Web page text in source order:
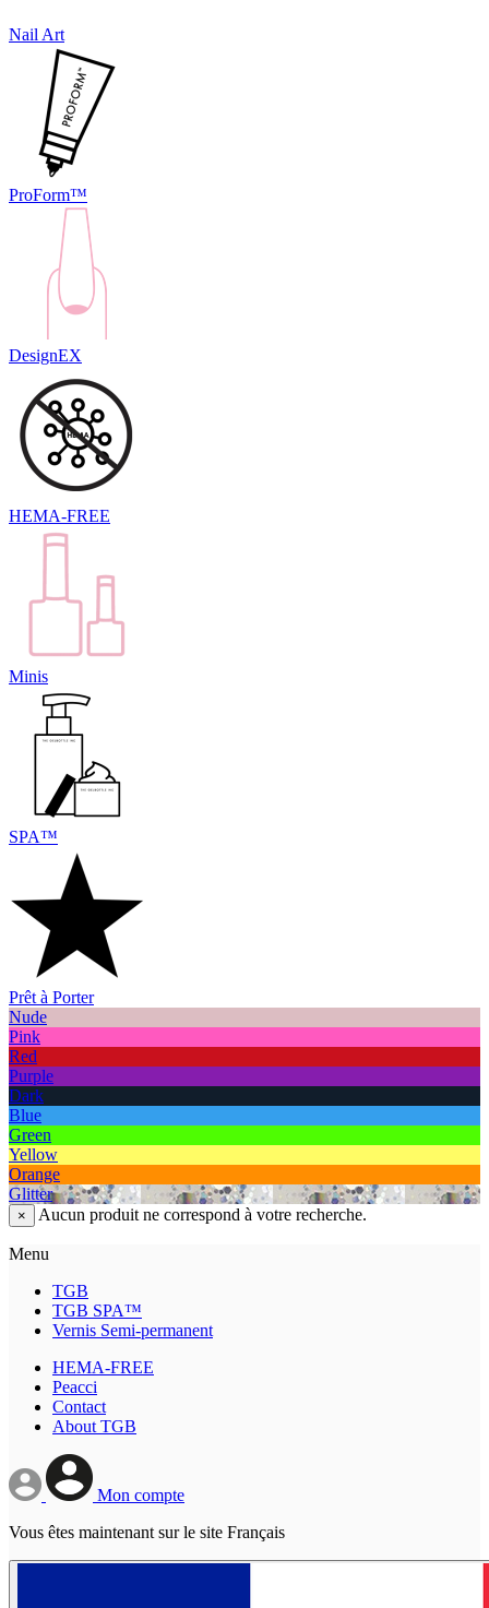
Nail Art
ProForm™
DesignEX
HEMA-FREE
Minis
SPA™
Prêt à Porter
Nude
Pink
Red
Purple
Dark
Blue
Green
Yellow
Orange
Glitter
× Aucun produit ne correspond à votre recherche.
Menu
TGB
TGB SPA™
Vernis Semi-permanent
HEMA-FREE
Peacci
Contact
About TGB
Mon compte
Vous êtes maintenant sur le site Français